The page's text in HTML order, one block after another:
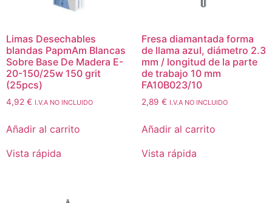
Limas Desechables
blandas PapmAm Blancas
Sobre Base De Madera E-
20-150/25w 150 grit
(25pcs)
4,92 € I.V.A NO INCLUIDO
Añadir al carrito
Vista rápida
Fresa diamantada forma
de llama azul, diámetro 2.3
mm / longitud de la parte
de trabajo 10 mm
FA10B023/10
2,89 € I.V.A NO INCLUIDO
Añadir al carrito
Vista rápida